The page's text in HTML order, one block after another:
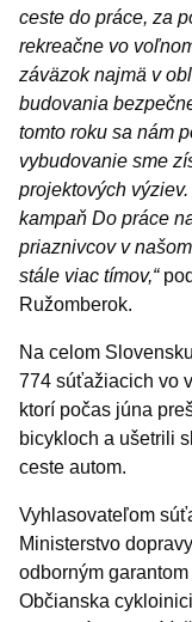
ceste do práce, za
rekreačne vo
záväzok najmä v
budovania
tomto roku sa nám
vybudovanie sme
projektových
kampaň Do práce
priaznivcov v
stále viac tímov,“
Ružomberok.
Na celom
774 súťažiacich vo
ktorí počas júna
bicykloch a ušetrili
ceste autom.
Vyhlasovateľom
Ministerstvo
odborným
Občianska